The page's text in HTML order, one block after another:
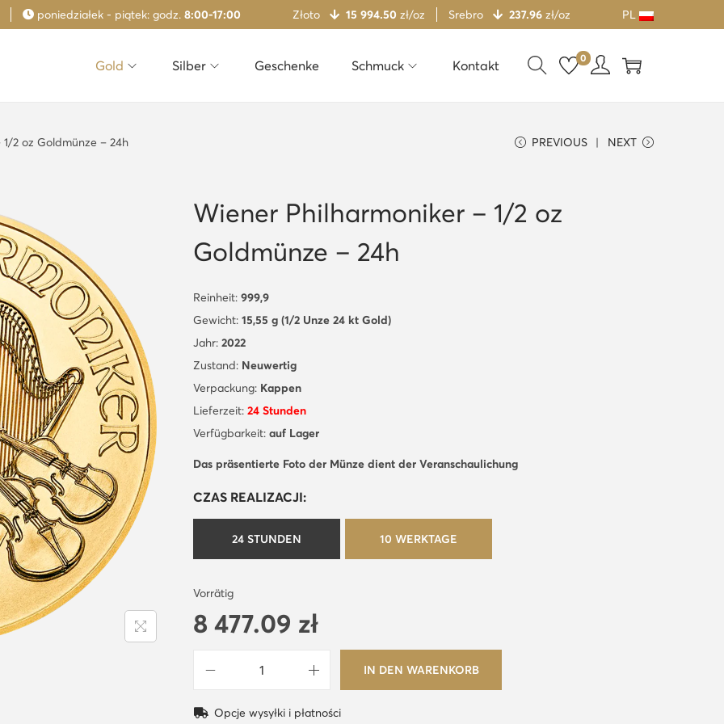
poniedziałek - piątek: godz. 8:00-17:00 Złoto 15 994.50 zł/oz Srebro 237.96 zł/oz PL
Gold Silber Geschenke Schmuck Kontakt 0
2 oz Goldmünze – 24h PREVIOUS NEXT
Wiener Philharmoniker – 1/2 oz
Goldmünze – 24h
Reinheit: 999,9
Gewicht: 15,55 g (1/2 Unze 24 kt Gold)
Jahr: 2022
Zustand: Neuwertig
Verpackung: Kappen
Lieferzeit: 24 Stunden
Verfügbarkeit: auf Lager
Das präsentierte Foto der Münze dient der Veranschaulichung
CZAS REALIZACJI:
24 STUNDEN 10 WERKTAGE
Vorrätig
8 477.09 zł
IN DEN WARENKORB
Opcje wysyłki i płatności